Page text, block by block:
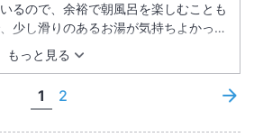
もっと見る
るので、余裕で朝風呂を楽しむことも
少し滑りのあるお湯が気持ちよかった
1 2